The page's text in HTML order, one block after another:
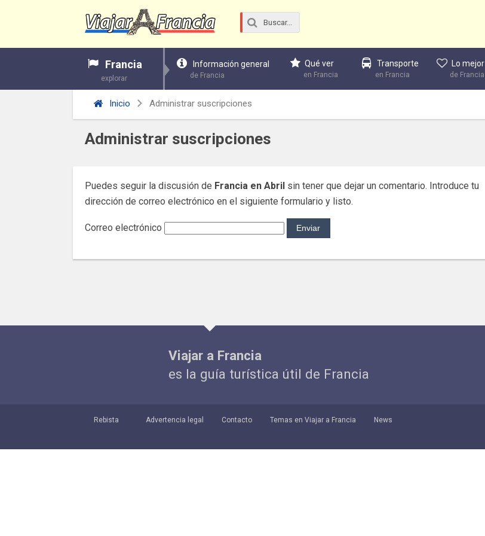
Francia
explorar
Información general
de Francia
Qué ver
en Francia
Transporte
en Francia
Lo mejor
de Francia
Inicio Administrar suscripciones
Administrar suscripciones
Puedes seguir la discusión de Francia en Abril sin tener que dejar un comentario. Introduce tu
dirección de correo electrónico en el siguiente formulario y listo.
Correo electrónico
Viajar a Francia
es la guía turística útil de Francia
Rebista Advertencia legal Contacto Temas en Viajar a Francia News